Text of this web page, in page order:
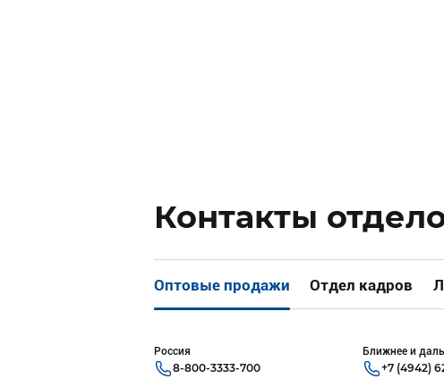
Контакты
Оптовые продажи Отдел кадров
Россия
8-800-3333-700
Ближнее и
+7 (4942)